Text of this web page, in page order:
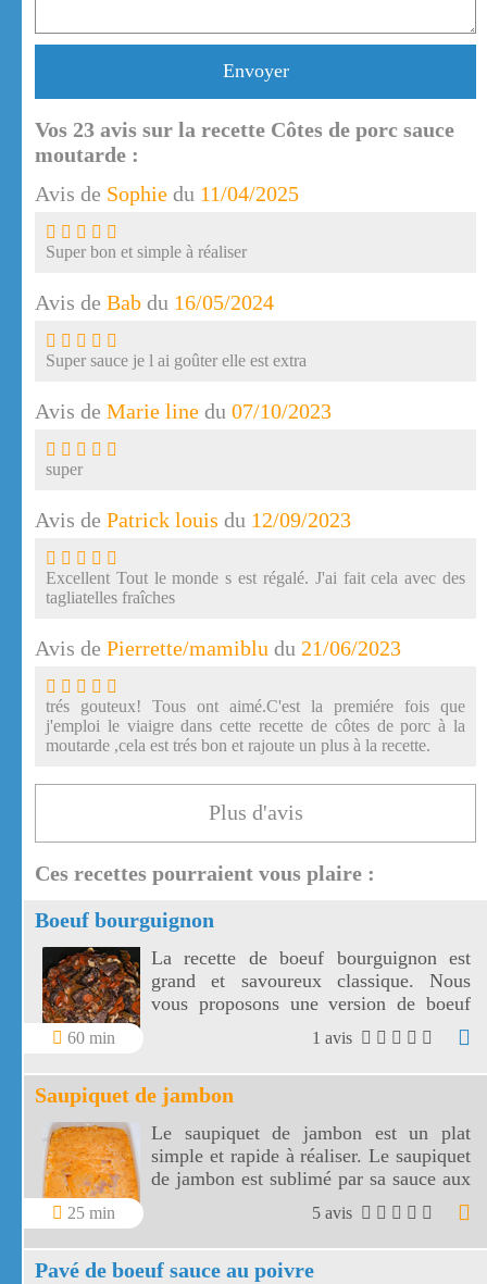
Envoyer
Vos 23 avis sur la recette Côtes de porc sauce
moutarde :
Avis de Sophie du 11/04/2025
Super bon et simple à réaliser
Avis de Bab du 16/05/2024
Super sauce je l ai goûter elle est extra
Avis de Marie line du 07/10/2023
super
Avis de Patrick louis du 12/09/2023
Excellent Tout le monde s est régalé. J'ai fait cela avec des
tagliatelles fraîches
Avis de Pierrette/mamiblu du 21/06/2023
trés gouteux! Tous ont aimé.C'est la premiére fois que
j'emploi le viaigre dans cette recette de côtes de porc à la
moutarde ,cela est trés bon et rajoute un plus à la recette.
Plus d'avis
Ces recettes pourraient vous plaire :
Boeuf bourguignon
60 min
La recette de boeuf bourguignon est
grand et savoureux classique. Nous
vous proposons une version de boeuf
bourguignon facile à réaliser.
1 avis
Saupiquet de jambon
25 min
Le saupiquet de jambon est un plat
simple et rapide à réaliser. Le saupiquet
de jambon est sublimé par sa sauce aux
échalotes, vin blanc, concentré de
tomates et crème fraîche. Choisir un
jambon à l'os ou un jambon traiteur
pour garantir la qualité du saupiquet.
5 avis
Pavé de boeuf sauce au poivre